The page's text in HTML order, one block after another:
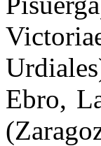
Ebro,